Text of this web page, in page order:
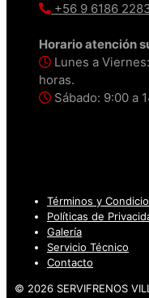
+56 9 6186
Horario atención
Lunes a
horas.
Sábado: 9:00 a
Términos y
Políticas de
Galería
Servicio Técnico
Contacto
© 2026 SERVIFRENOS